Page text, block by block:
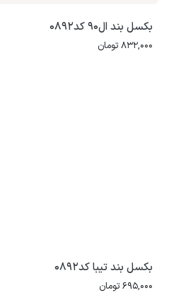
بکسل بند ال90 کد0892
832,000 تومان
بکسل بند تیبا کد0892
695,000 تومان